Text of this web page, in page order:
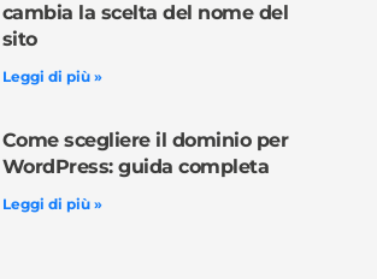
cambia la scelta del nome del
sito
Leggi di più »
Come scegliere il dominio per
WordPress: guida completa
Leggi di più »